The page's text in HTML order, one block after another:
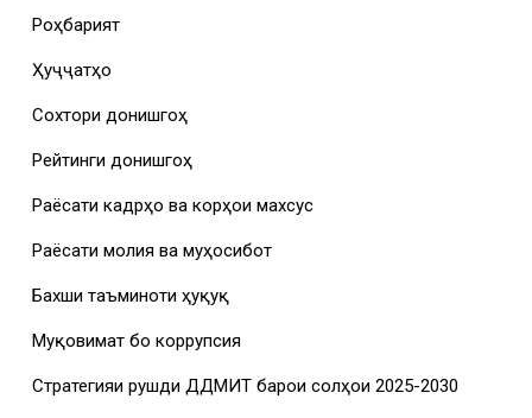
Роҳбарият
Ҳуҷҷатҳо
Сохтори донишгоҳ
Рейтинги донишгоҳ
Раёсати кадрҳо ва корҳои махсус
Раёсати молия ва муҳосибот
Бахши таъминоти ҳуқуқӣ
Муқовимат бо коррупсия
Стратегияи рушди ДДМИТ барои солҳои 2025-2030